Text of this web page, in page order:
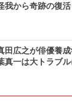
我から奇跡の復
田広之が俳優養
真一は大トラブ